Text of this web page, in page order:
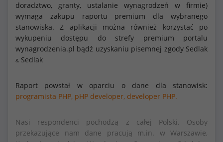
doradztwo, granty, ustalanie wynagrodzeń w firmie)
wymaga zakupu raportu premium dla wybranego
stanowiska. Z aplikacji można również korzystać po
wykupeniu dostępu do strefy premium portalu
wynagrodzenia.pl bądź uzyskaniu pisemnej zgody Sedlak
& Sedlak
Raport powstał w oparciu o dane dla stanowisk:
programista PHP, pHP developer, developer PHP.
Nasi respondenci pochodzą z całej Polski. Osoby
przekazujące nam dane pracują m.in. w Warszawie,